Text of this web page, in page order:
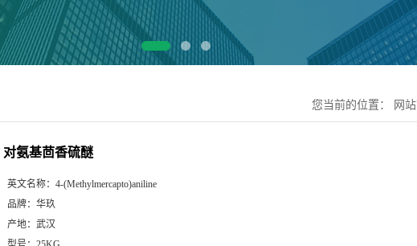
您当前的位置： 网
对氨基茴香硫醚
英文名称： 4-(Methylmercapto)aniline
品牌： 华玖
产地： 武汉